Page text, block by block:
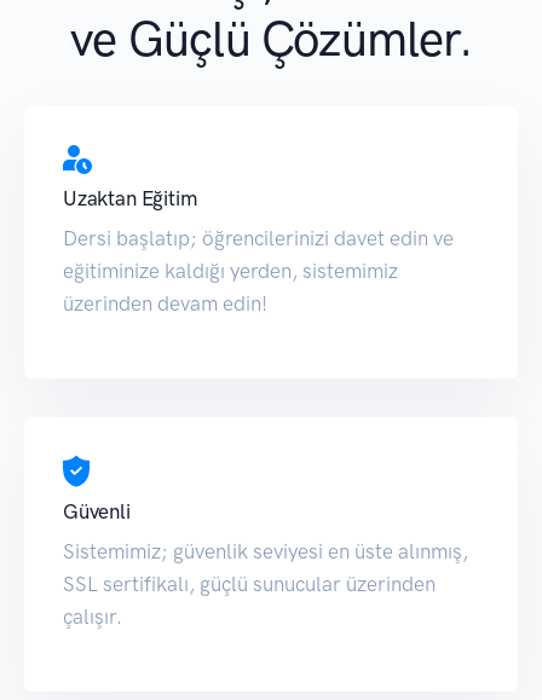
ve Güçlü Çözümler.
Uzaktan Eğitim
Dersi başlatıp; öğrencilerinizi davet edin ve
eğitiminize kaldığı yerden, sistemimiz
üzerinden devam edin!
Güvenli
Sistemimiz; güvenlik seviyesi en üste alınmış,
SSL sertifikalı, güçlü sunucular üzerinden
çalışır.